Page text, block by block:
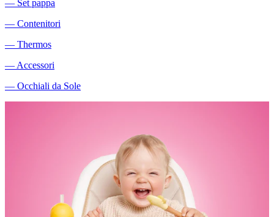
― Set pappa
― Contenitori
― Thermos
― Accessori
― Occhiali da Sole